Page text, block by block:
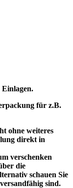
für z.B.
ohne weiteres
direkt in
verschenken
die
schauen Sie
sind.